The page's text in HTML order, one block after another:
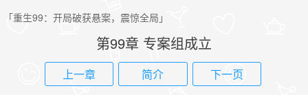
「重生99：开局破获悬案，震惊全局」
第99章 专案组成立
上一章 简介 下一页